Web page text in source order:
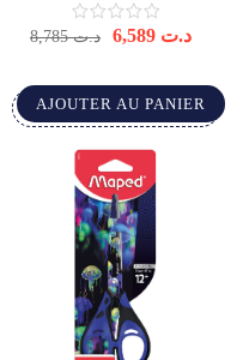
د.ت8,785 د.ت
AJOUTER AU PANIER